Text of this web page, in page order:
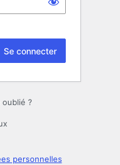
?
personnelles